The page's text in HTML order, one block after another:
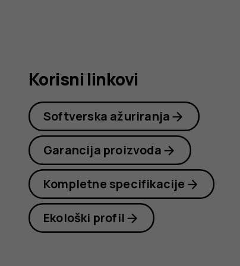
Korisni linkovi
Softverska ažuriranja
Garancija proizvoda
Kompletne specifikacije
Ekološki profil